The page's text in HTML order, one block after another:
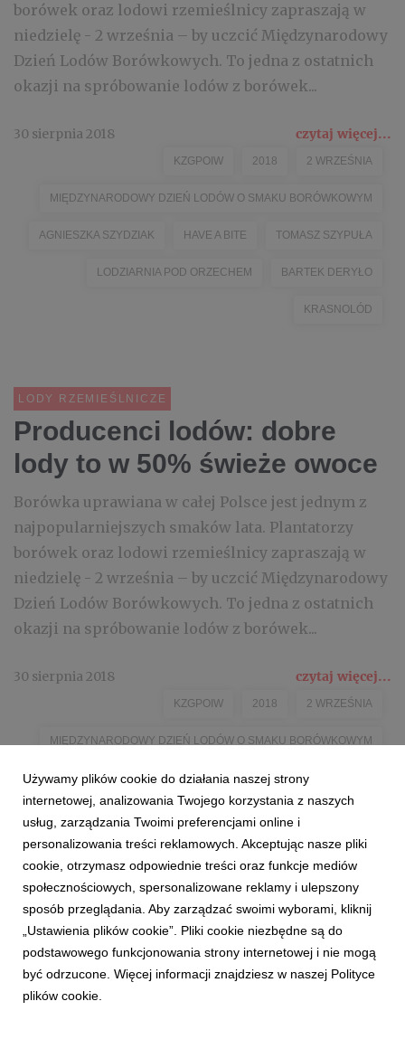
borówek oraz lodowi rzemieślnicy zapraszają w
niedzielę - 2 września – by uczcić Międzynarodowy
Dzień Lodów Borówkowych. To jedna z ostatnich
okazji na spróbowanie lodów z borówek...
30 sierpnia 2018 czytaj więcej...
KZGPOIW 2018 2 WRZEŚNIA
MIĘDZYNARODOWY DZIEŃ LODÓW O SMAKU BORÓWKOWYM
AGNIESZKA SZYDZIAK HAVE A BITE TOMASZ SZYPUŁA
LODZIARNIA POD ORZECHEM BARTEK DERYŁO
KRASNOLÓD
LODY RZEMIEŚLNICZE
Producenci lodów: dobre
lody to w 50% świeże owoce
Borówka uprawiana w całej Polsce jest jednym z
najpopularniejszych smaków lata. Plantatorzy
borówek oraz lodowi rzemieślnicy zapraszają w
niedzielę - 2 września – by uczcić Międzynarodowy
Dzień Lodów Borówkowych. To jedna z ostatnich
okazji na spróbowanie lodów z borówek...
30 sierpnia 2018 czytaj więcej...
KZGPOIW 2018 2 WRZEŚNIA
MIĘDZYNARODOWY DZIEŃ LODÓW O SMAKU BORÓWKOWYM
AGNIESZKA SZYDZIAK HAVE A BITE TOMASZ SZYPUŁA
LODZIARNIA POD ORZECHEM BARTEK DERYŁO
KRASNOLÓD
Używamy plików cookie do działania naszej strony
internetowej, analizowania Twojego korzystania z naszych
usług, zarządzania Twoimi preferencjami online i
personalizowania treści reklamowych. Akceptując nasze pliki
cookie, otrzymasz odpowiednie treści oraz funkcje mediów
społecznościowych, spersonalizowane reklamy i ulepszony
sposób przeglądania. Aby zarządzać swoimi wyborami, kliknij
„Ustawienia plików cookie”. Pliki cookie niezbędne są do
podstawowego funkcjonowania strony internetowej i nie mogą
być odrzucone. Więcej informacji znajdziesz w naszej Polityce
plików cookie.